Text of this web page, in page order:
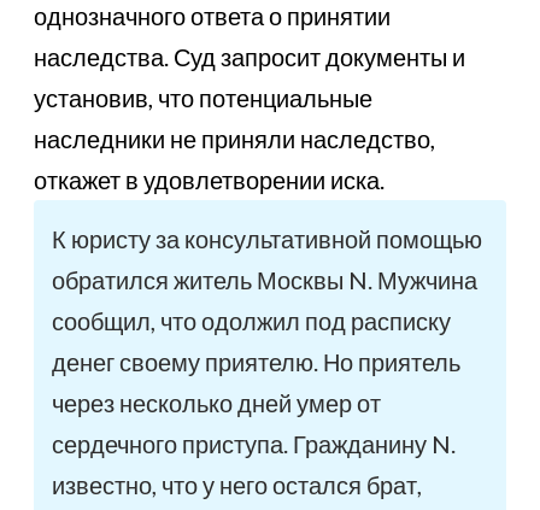
однозначного ответа о принятии
наследства. Суд запросит документы и
установив, что потенциальные
наследники не приняли наследство,
откажет в удовлетворении иска.
К юристу за консультативной помощью
обратился житель Москвы N. Мужчина
сообщил, что одолжил под расписку
денег своему приятелю. Но приятель
через несколько дней умер от
сердечного приступа. Гражданину N.
известно, что у него остался брат,